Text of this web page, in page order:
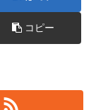
コピー